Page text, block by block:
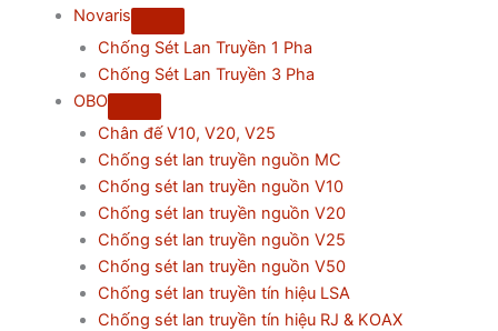
Novaris
Chống Sét Lan Truyền 1 Pha
Chống Sét Lan Truyền 3 Pha
OBO
Chân đế V10, V20, V25
Chống sét lan truyền nguồn MC
Chống sét lan truyền nguồn V10
Chống sét lan truyền nguồn V20
Chống sét lan truyền nguồn V25
Chống sét lan truyền nguồn V50
Chống sét lan truyền tín hiệu LSA
Chống sét lan truyền tín hiệu RJ & KOAX